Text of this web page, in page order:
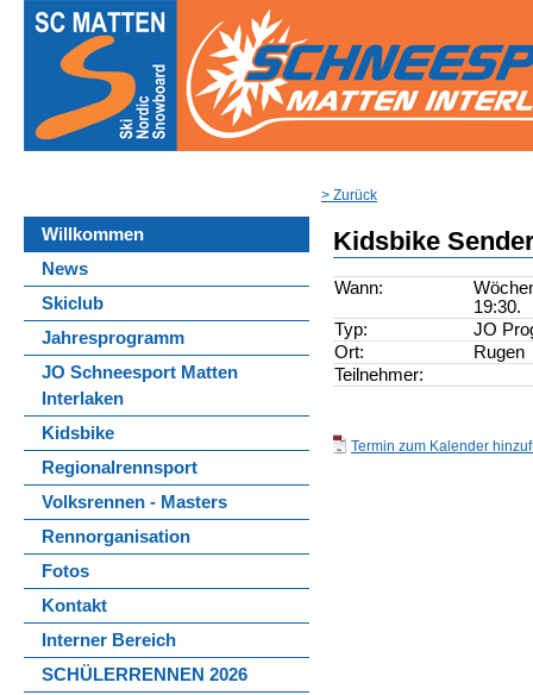
Willkommen
News
Skiclub
Jahresprogramm
JO Schneesport Matten
Interlaken
Kidsbike
Regionalrennsport
Volksrennen - Masters
Rennorganisation
Fotos
Kontakt
Interner Bereich
SCHÜLERRENNEN 2026
> Zurück
Kidsbike
Wann:
19:30.
Typ:
JO
Ort:
Rugen
Teilnehmer:
Termin zum Kalender